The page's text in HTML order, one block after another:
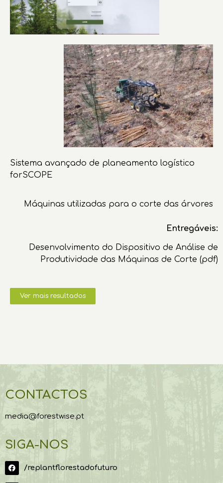
Sistema avançado de planeamento logístico
forSCOPE
Máquinas utilizadas para o corte das árvores
Entregáveis:
Desenvolvimento do Dispositivo de Análise de
Produtividade das Máquinas de Corte (pdf)
Ver mais resultados
CONTACTOS
media@forestwise.pt
SIGA-NOS
/replantflorestadofuturo